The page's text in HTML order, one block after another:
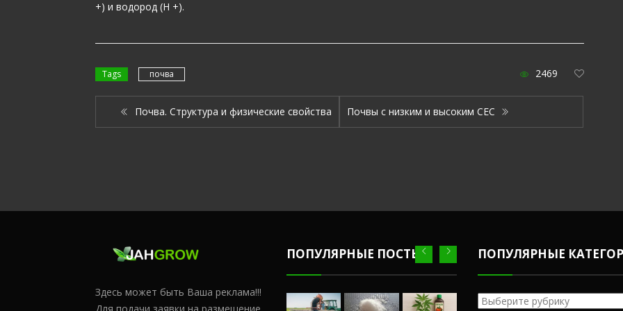
+) и водород (Н +).
2469
Tags почва
Почва. Структура и физические свойства Почвы с низким и высоким СЕС
Здесь может быть Ваша реклама!!!
ПОПУЛЯРНЫЕ ПОСТЫ ПОПУЛЯРНЫЕ
Популярные